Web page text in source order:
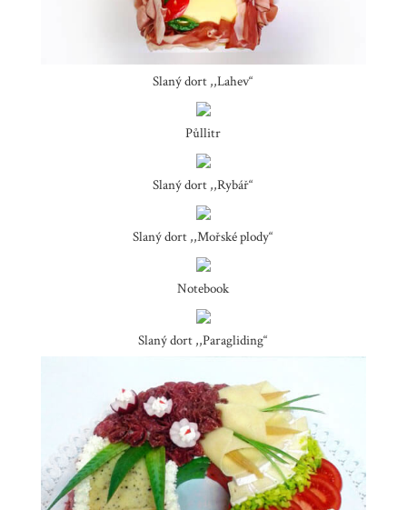
Slaný dort ,,Lahev“
Půllitr
Slaný dort ,,Rybář“
Slaný dort ,,Mořské plody“
Notebook
Slaný dort ,,Paragliding“